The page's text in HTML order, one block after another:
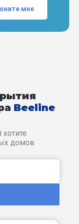
мне
Beeline
домов